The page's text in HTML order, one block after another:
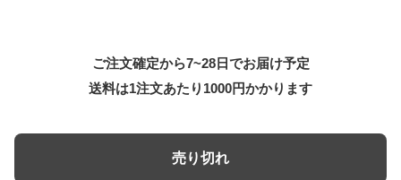
ご注文確定から7~28日でお届け予定
送料は1注文あたり 1000円かかります
売り切れ